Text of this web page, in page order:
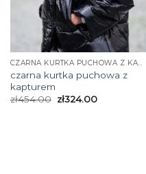
CZARNA KURTKA PUCHOWA Z KAPTUREM
czarna kurtka puchowa z
kapturem
zł454.00 zł324.00